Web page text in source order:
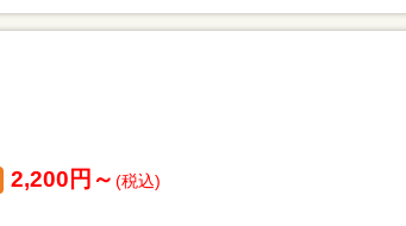
2,200円～ (税込)